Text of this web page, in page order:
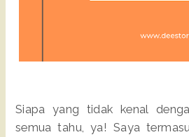
Siapa yang tidak kenal
semua tahu, ya! Saya